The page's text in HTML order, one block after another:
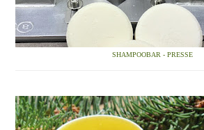
SHAMPOOBAR - PRESSE